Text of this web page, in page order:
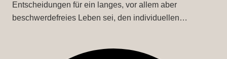
Entscheidungen für ein langes, vor allem aber
beschwerdefreies Leben sei, den individuellen…